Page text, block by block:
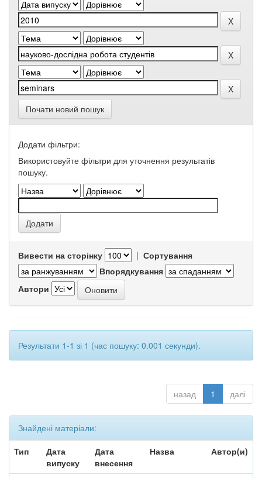
Почати новий пошук
Додати фільтри:
Використовуйте фільтри для уточнення результатів
пошуку.
Вивести на сторінку | Сортування
Впорядкування
Автори
Результати 1-1 зі 1 (час пошуку: 0.001 секунди).
назад 1 далі
Знайдені матеріали:
Тип
Дата
випуску
Дата
внесення
Назва Автор(и)